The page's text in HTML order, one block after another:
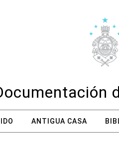
ANTIGUA CASA